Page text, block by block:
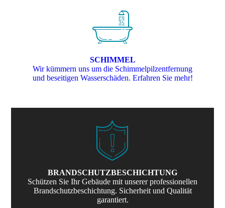
SCHIMMEL
Wir kümmern uns um die Schimmelpilzentfernung
und beseitigen Wasserschäden. Erfahren Sie mehr!
BRANDSCHUTZ­BESCHICHTUNG
Schützen Sie Ihr Gebäude mit unserer professionellen
Brandschutzbeschichtung. Sicherheit und Qualität
garantiert.